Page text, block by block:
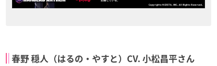
春野 穏人（はるの・やすと）CV. 小松昌平さん